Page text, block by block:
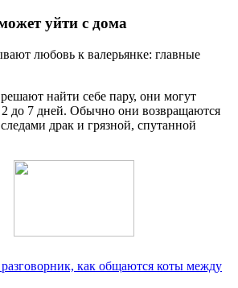
уйти с дома
любовь к валерьянке: главные
найти себе пару, они могут
2 до 7 дней. Обычно они возвращаются
драк и грязной, спутанной
как общаются коты между